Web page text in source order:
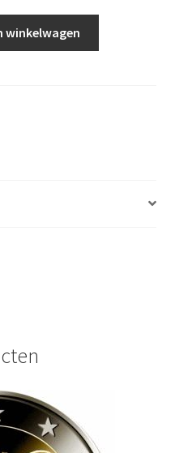
winkelwagen